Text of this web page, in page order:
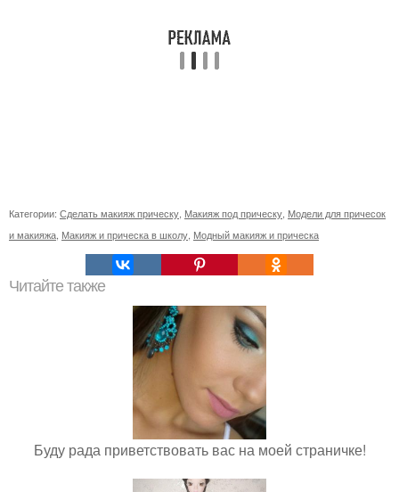
Категории: Сделать макияж прическу Макияж под прическу Модели для причесок
и макияжа Макияж и прическа в школу Модный макияж и прическа
Читайте также
Буду рада приветствовать вас на моей страничке!